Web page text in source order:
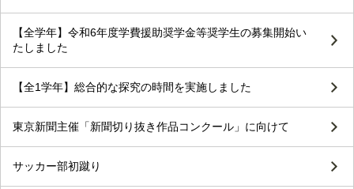
【全学年】令和6年度学費援助奨学金等奨学生の募集開始い
たしました
【全1学年】総合的な探究の時間を実施しました
東京新聞主催「新聞切り抜き作品コンクール」に向けて
サッカー部初蹴り